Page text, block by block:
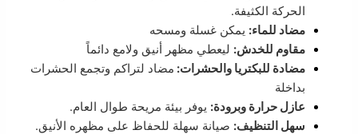
الحركة الكثيفة.
مضاد للماء: يمكن غسلة ومسحه
مقاوم للخدش: ليعطي مظهر أنيق ولامع دائماً
مضادة للبكتريا والحشرات: مضاد لتراكم وتجمع الحشرات
بداخلة
عازل حرارة وبرودة: يوفر بيئة مريحة طوال العام.
سهل التنظيف: صيانة سهلة للحفاظ على مظهره الأنيق.